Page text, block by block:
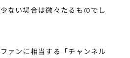
ない場合は微々たるものでし
ァンに相当する「チャンネル